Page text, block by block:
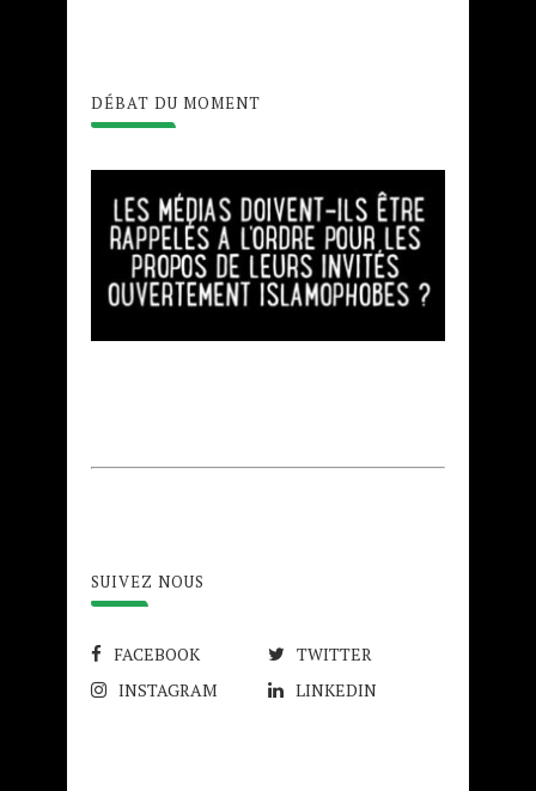
DÉBAT DU MOMENT
SUIVEZ NOUS
FACEBOOK
TWITTER
INSTAGRAM
LINKEDIN